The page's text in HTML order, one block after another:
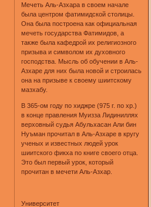
Мечеть Аль-Азхара в своем начале
была центром фатимидской столицы.
Она была построена как официальная
мечеть государства Фатимидов, а
также была кафедрой их религиозного
призыва и символом их духовного
господства. Мысль об обучении в Аль-
Азхаре для них была новой и строилась
она на призыве к своему шиитскому
мазхабу.
В 365-ом году по хиджре (975 г. по хр.)
в конце правления Муизза Лидиниллях
верховный судья Абульхасан Али бин
Нуъман прочитал в Аль-Азхаре в кругу
ученых и известных людей урок
шиитского фикха по книге своего отца.
Это был первый урок, который
прочитан в мечети Аль-Азхар.
Университет